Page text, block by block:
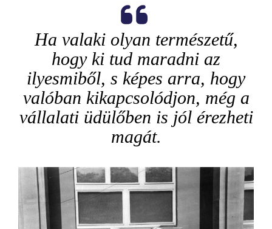
Ha valaki olyan természetű,
hogy ki tud maradni az
ilyesmiből, s képes arra, hogy
valóban kikapcsolódjon, még a
vállalati üdülőben is jól érezheti
magát.